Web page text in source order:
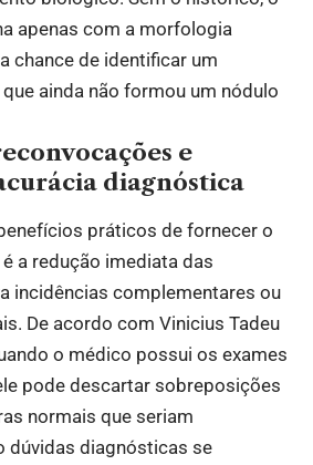
apenas com a morfologia
chance de identificar um
ainda não formou um nódulo
e
diagnóstica
práticos de fornecer o
a redução imediata das
incidências complementares ou
De acordo com Vinicius Tadeu
o médico possui os exames
pode descartar sobreposições
normais que seriam
dúvidas diagnósticas se